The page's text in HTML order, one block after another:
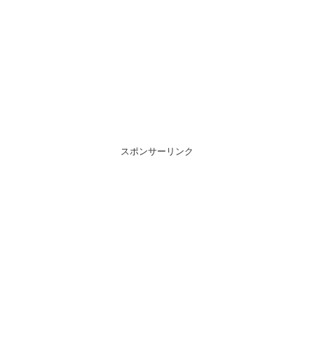
スポンサーリンク